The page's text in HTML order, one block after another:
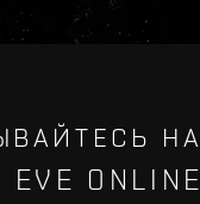
НА
ONLINE